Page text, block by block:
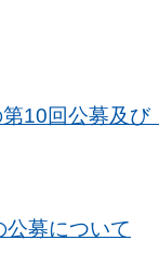
10回公募及び
公募について